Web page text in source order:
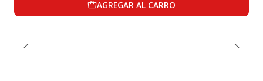
AGREGAR AL CARRO